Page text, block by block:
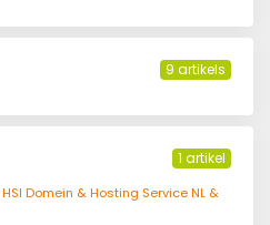
9 artikels
1 artikel
Domein & Hosting Service NL &